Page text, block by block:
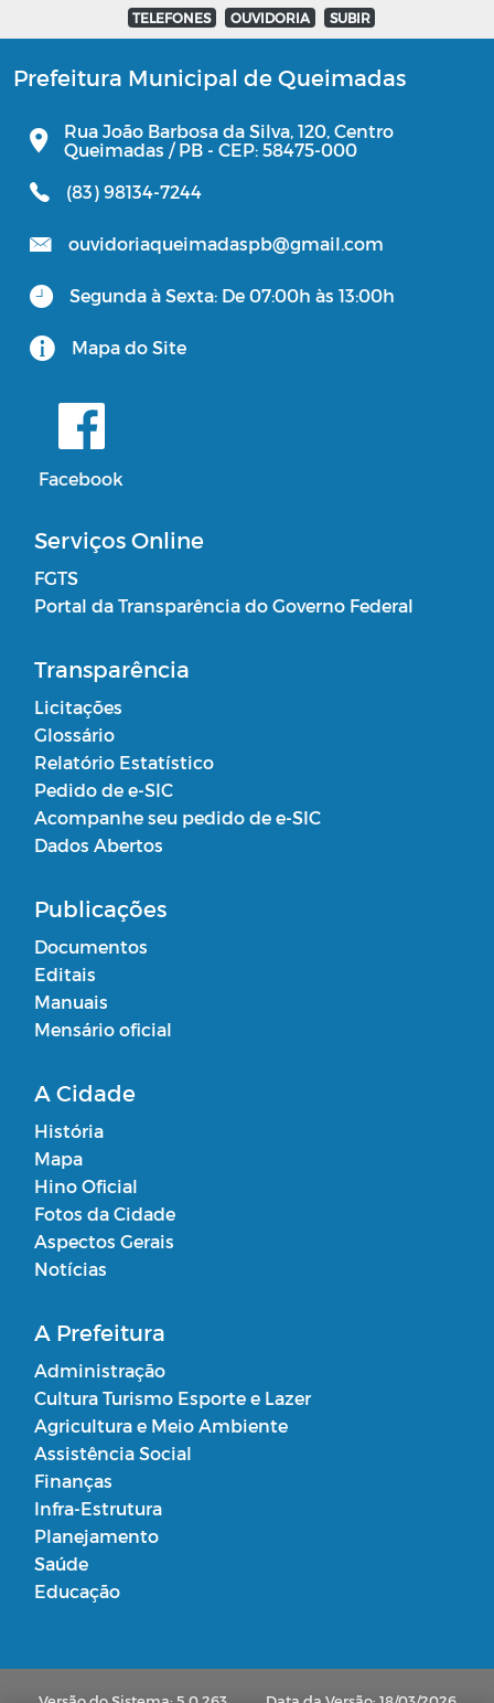
TELEFONES OUVIDORIA SUBIR
Prefeitura Municipal de Queimadas
Rua João Barbosa da Silva, 120, Centro
Queimadas / PB - CEP: 58475-000
(83) 98134-7244
ouvidoriaqueimadaspb@gmail.com
Segunda à Sexta: De 07:00h às 13:00h
Mapa do Site
Facebook
Serviços Online
FGTS
Portal da Transparência do Governo Federal
Transparência
Licitações
Glossário
Relatório Estatístico
Pedido de e-SIC
Acompanhe seu pedido de e-SIC
Dados Abertos
Publicações
Documentos
Editais
Manuais
Mensário oficial
A Cidade
História
Mapa
Hino Oficial
Fotos da Cidade
Aspectos Gerais
Notícias
A Prefeitura
Administração
Cultura Turismo Esporte e Lazer
Agricultura e Meio Ambiente
Assistência Social
Finanças
Infra-Estrutura
Planejamento
Saúde
Educação